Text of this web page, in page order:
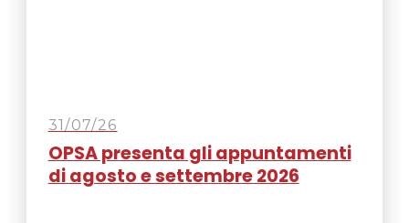
31/07/26
OPSA presenta gli appuntamenti
di agosto e settembre 2026